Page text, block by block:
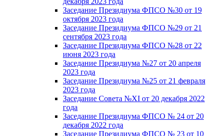
Заседание Президиума ФПСО №30 от 19
октября 2023 года
Заседание Президиума ФПСО №29 от 21
сентября 2023 года
Заседание Президиума ФПСО №28 от 22
июня 2023 года
Заседание Президиума №27 от 20 апреля
2023 года
Заседание Президиума №25 от 21 февраля
2023 года
Заседание Совета №XI от 20 декабря 2022
года
Заседание Президиума ФПСО № 24 от 20
декабря 2022 года
Заседание Президиума ФПСО № 23 от 10